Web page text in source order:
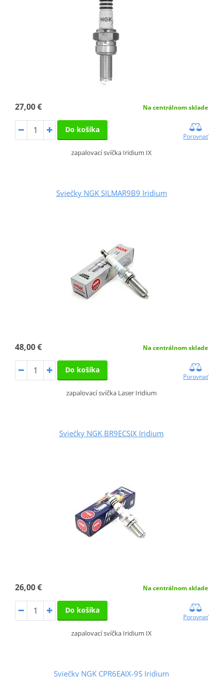
27,00 € Na centrálnom sklade
Do košíka
Porovnať
zapalovací svíčka Iridium IX
Sviečky NGK SILMAR9B9 Iridium
48,00 € Na centrálnom sklade
Do košíka
Porovnať
zapalovací svíčka Laser Iridium
Sviečky NGK BR9ECSIX Iridium
26,00 € Na centrálnom sklade
Do košíka
Porovnať
zapalovací svíčka Iridium IX
Sviečky NGK CPR6EAIX-9S Iridium